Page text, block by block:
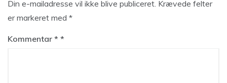
Din e-mailadresse vil ikke blive publiceret. Krævede felter
er markeret med *
Kommentar *